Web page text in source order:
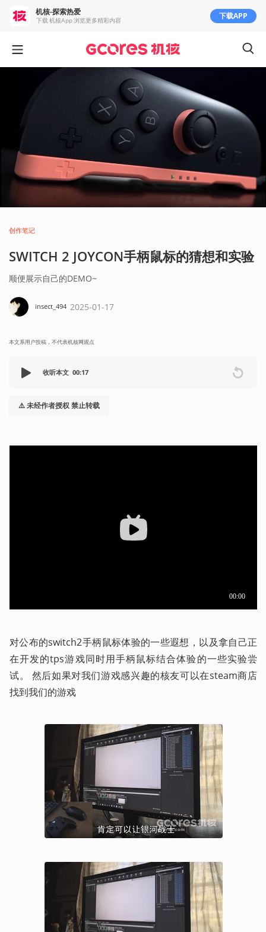
创作笔记
SWITCH 2 JOYCON手柄鼠标的猜想和实验
顺便展示自己的DEMO~
insect_494 2025-01-17
本文系用户投稿，不代表机核网观点
收听本文 00:17
⚠️ 未经作者授权 禁止转载
对公布的switch2手柄鼠标体验的一些遐想，以及拿自己正
在开发的tps游戏同时用手柄鼠标结合体验的一些实验尝
试。 然后如果对我们游戏感兴趣的核友可以在steam商店
找到我们的游戏
机核-探索热爱
下载 机核App 浏览更多精彩内容 下载APP